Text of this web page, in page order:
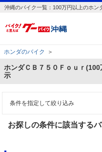
沖縄のバイク一覧：100万円以上のホ
ホンダのバイク ＞
ホンダＣＢ７５０Ｆｏｕｒ
示
条件を指定して絞り込み
お探しの条件に該当する